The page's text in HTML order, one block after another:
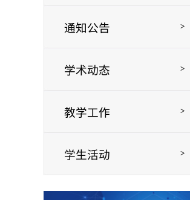
通知公告 >
学术动态 >
教学工作 >
学生活动 >